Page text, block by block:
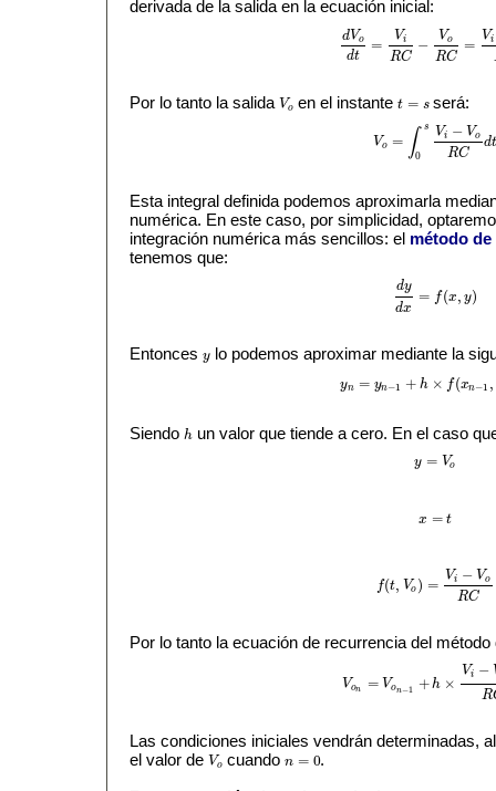
derivada de la salida en la ecuación inicial:
dVo
dt
=
Vi
RC
−
Vo
RC
=
Vi
dV od =ViRC−VoRC =Vi −Vo
Por lo tanto la salida Vo
Vo en el instantet = s
t= s será:
Vo = ∫ s
0
Vi − Vo
RC
d
Vo= 0 i−VoRCdt
Esta integral definida podemos aproximarla
numérica. En este caso, por simplicidad,
integración numérica más sencillos: el método de
tenemos que:
dy
dx
= f(x, y)
dy dx =f(x,y )
Entonces y
y lo podemos aproximar mediante la
yn = yn−1 + h × f(xn−1 ,
y n=yn −1+h× f(x n−1,yn−
Siendo h
h un valor que tiende a cero. En el caso
y = Vo
y=V o
x = t
x=t
f(t, Vo ) =
Vi − Vo
RC
f( ,Vo ) =V −VoRC
Por lo tanto la ecuación de recurrencia del
Von = Von−1 + h ×
Vi −
R
on =Vo − 1+h× Vi− Von−1
Las condiciones iniciales vendrán determinadas,
el valor de Vo
Vo cuandon = 0
n= 0 .